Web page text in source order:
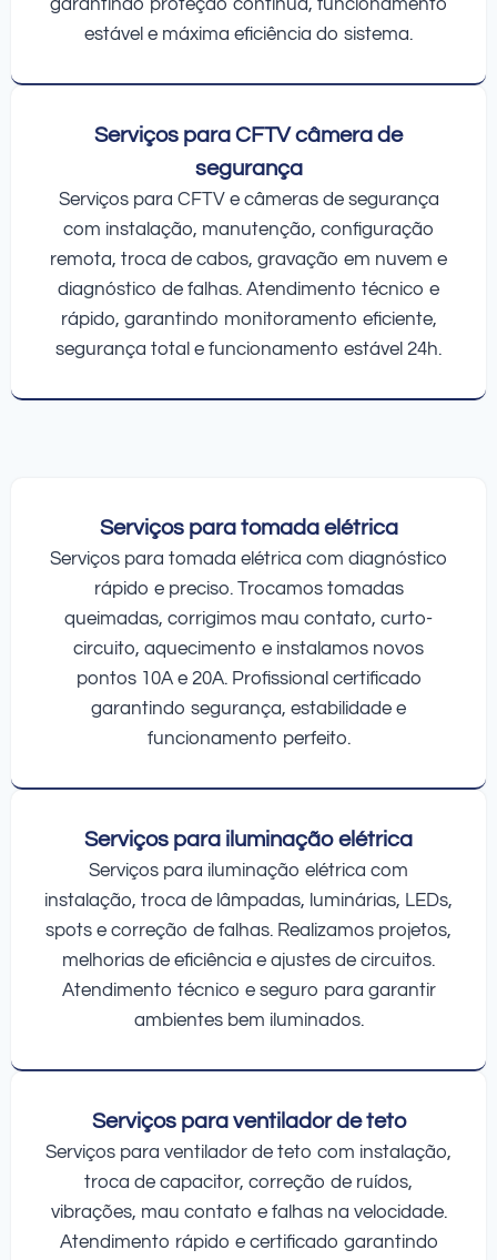
estável e máxima eficiência do sistema.
Serviços para CFTV câmera de
segurança
Serviços para CFTV e câmeras de segurança
com instalação, manutenção, configuração
remota, troca de cabos, gravação em nuvem e
diagnóstico de falhas. Atendimento técnico e
rápido, garantindo monitoramento eficiente,
segurança total e funcionamento estável 24h.
Serviços para tomada elétrica
Serviços para tomada elétrica com diagnóstico
rápido e preciso. Trocamos tomadas
queimadas, corrigimos mau contato, curto-
circuito, aquecimento e instalamos novos
pontos 10A e 20A. Profissional certificado
garantindo segurança, estabilidade e
funcionamento perfeito.
Serviços para iluminação elétrica
Serviços para iluminação elétrica com
instalação, troca de lâmpadas, luminárias, LEDs,
spots e correção de falhas. Realizamos projetos,
melhorias de eficiência e ajustes de circuitos.
Atendimento técnico e seguro para garantir
ambientes bem iluminados.
Serviços para ventilador de teto
Serviços para ventilador de teto com instalação,
troca de capacitor, correção de ruídos,
vibrações, mau contato e falhas na velocidade.
Atendimento rápido e certificado garantindo